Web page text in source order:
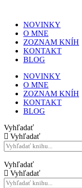
NOVINKY
O MNE
ZOZNAM KNÍH
KONTAKT
BLOG
NOVINKY
O MNE
ZOZNAM KNÍH
KONTAKT
BLOG
Vyhľadať
Vyhľadať
Vyhľadať
Vyhľadať